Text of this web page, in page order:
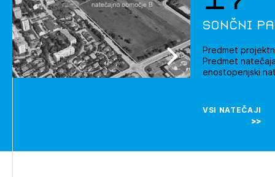
VSI NATEČAJI
Sončni
Predmet
Predmet
enostopenjski